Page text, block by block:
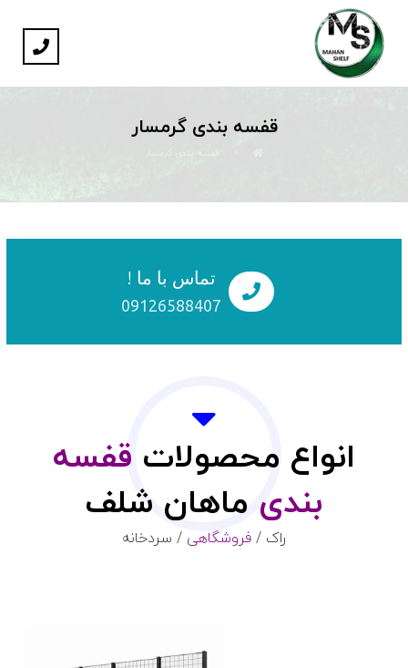
قفسه بندی گرمسار
تماس با ما !
09126588407
انواع محصولات قفسه
بندی ماهان شلف
راک / فروشگاهی / سردخانه